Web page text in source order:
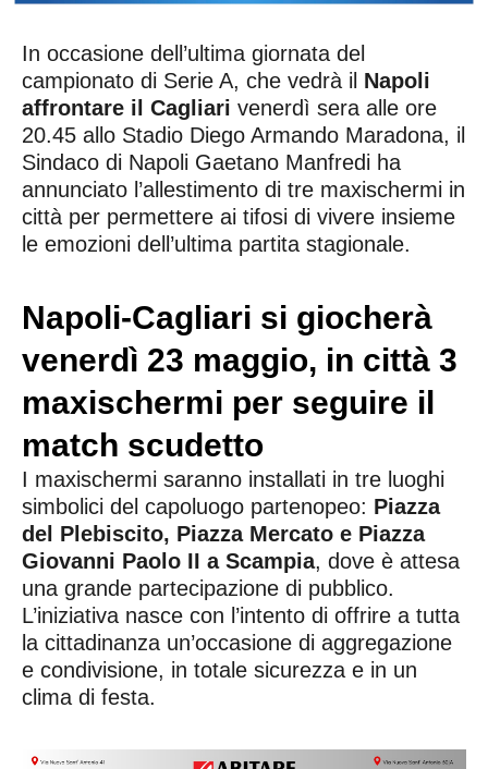
In occasione dell’ultima giornata del
campionato di Serie A, che vedrà il Napoli
affrontare il Cagliari venerdì sera alle ore
20.45 allo Stadio Diego Armando Maradona, il
Sindaco di Napoli Gaetano Manfredi ha
annunciato l’allestimento di tre maxischermi in
città per permettere ai tifosi di vivere insieme
le emozioni dell’ultima partita stagionale.
Napoli-Cagliari si giocherà
venerdì 23 maggio, in città 3
maxischermi per seguire il
match scudetto
I maxischermi saranno installati in tre luoghi
simbolici del capoluogo partenopeo: Piazza
del Plebiscito, Piazza Mercato e Piazza
Giovanni Paolo II a Scampia, dove è attesa
una grande partecipazione di pubblico.
L’iniziativa nasce con l’intento di offrire a tutta
la cittadinanza un’occasione di aggregazione
e condivisione, in totale sicurezza e in un
clima di festa.